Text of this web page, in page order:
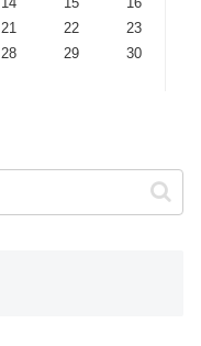
21 22
23
28 29
30